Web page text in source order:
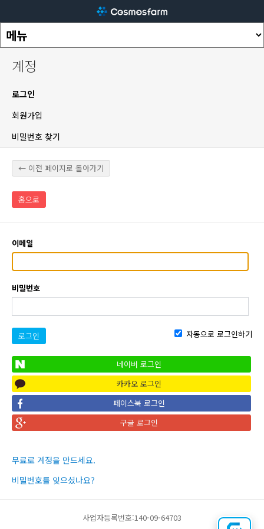
계정
로그인
회원가입
비밀번호 찾기
← 이전 페이지로 돌아가기
홈으로
이메일
비밀번호
로그인 자동으로 로그인하기
네이버 로그인
카카오 로그인
페이스북 로그인
구글 로그인
무료로 계정을 만드세요.
비밀번호를 잊으셨나요?
사업자등록번호:140-09-64703